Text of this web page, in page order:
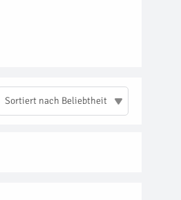
Sortiert nach Beliebtheit